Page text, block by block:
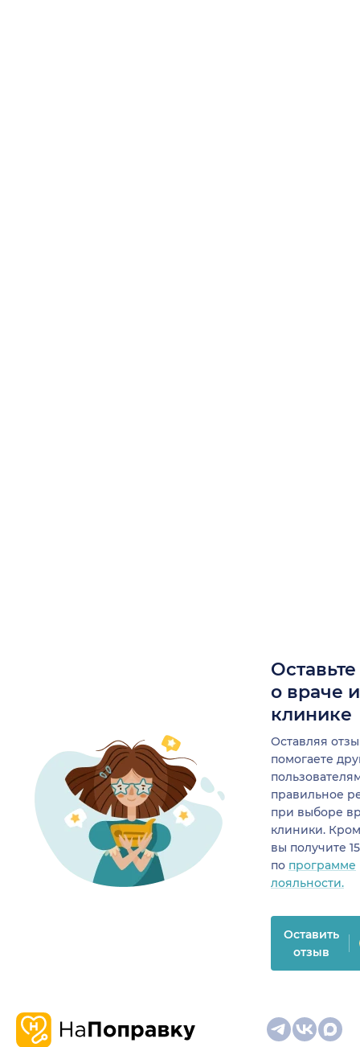
о враче
клинике
Оставляя
помогаете
правильное
при выборе
клиники.
вы получите
по программе
лояльности.
Оставить
отзыв